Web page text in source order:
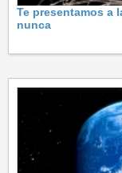
Te presentamos a
nunca